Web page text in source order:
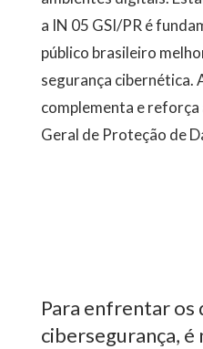
a IN 05 GSI/PR é
público brasileiro
segurança cibernética.
complementa e
Geral de Proteção de
Para enfrentar os
cibersegurança,